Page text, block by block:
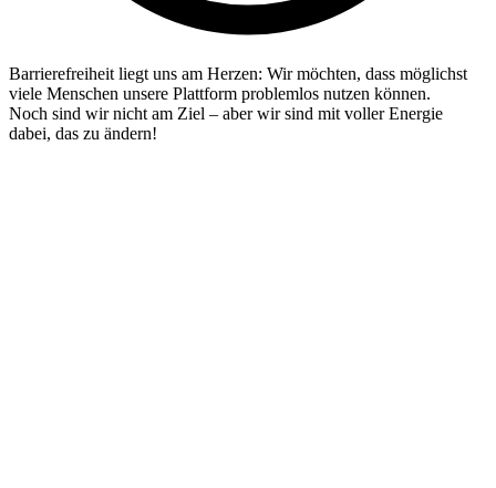
Barrierefreiheit liegt uns am Herzen: Wir möchten, dass möglichst
viele Menschen unsere Plattform problemlos nutzen können.
Noch sind wir nicht am Ziel – aber wir sind mit voller Energie
dabei, das zu ändern!